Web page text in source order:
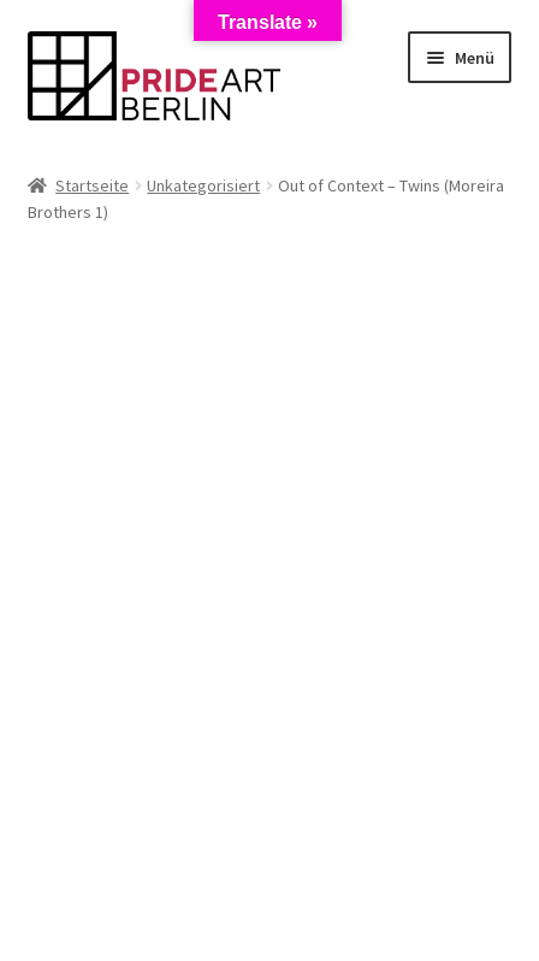
Zur
Navigation
springen
Zum
springen
Menü
AGB
Startseite Unkategorisiert
Out of Context – Twins (Moreira
Brothers 1)
Translate »